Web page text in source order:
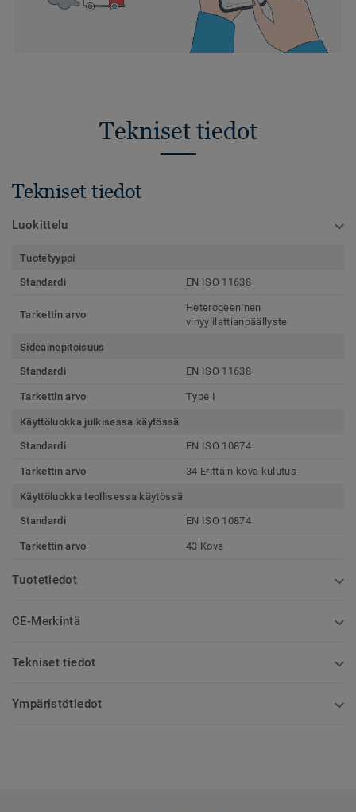
Tekniset tiedot
Tekniset tiedot
Luokittelu
Tuotetyyppi
Standardi
EN ISO 11638
Tarkettin arvo
Heterogeeninen
vinyylilattianpäällyste
Sideainepitoisuus
Standardi
EN ISO 11638
Tarkettin arvo Type I
Käyttöluokka julkisessa käytössä
Standardi
EN ISO 10874
Tarkettin arvo 34 Erittäin kova kulutus
Käyttöluokka teollisessa käytössä
Standardi
EN ISO 10874
Tarkettin arvo 43 Kova
Tuotetiedot
CE-Merkintä
Tekniset tiedot
Ympäristötiedot